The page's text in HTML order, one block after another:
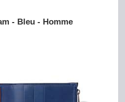
- Bleu - Homme